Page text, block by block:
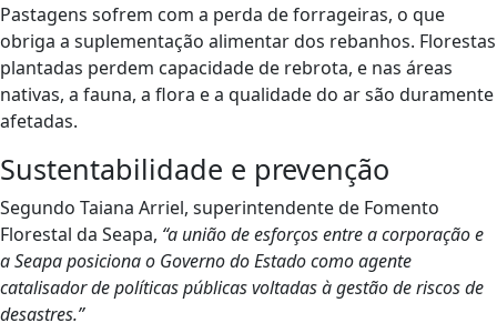
Pastagens sofrem com a perda de forrageiras, o que
obriga a suplementação alimentar dos rebanhos. Florestas
plantadas perdem capacidade de rebrota, e nas áreas
nativas, a fauna, a flora e a qualidade do ar são duramente
afetadas.
Sustentabilidade e prevenção
Segundo Taiana Arriel, superintendente de Fomento
Florestal da Seapa, “a união de esforços entre a corporação e
a Seapa posiciona o Governo do Estado como agente
catalisador de políticas públicas voltadas à gestão de riscos de
desastres.”